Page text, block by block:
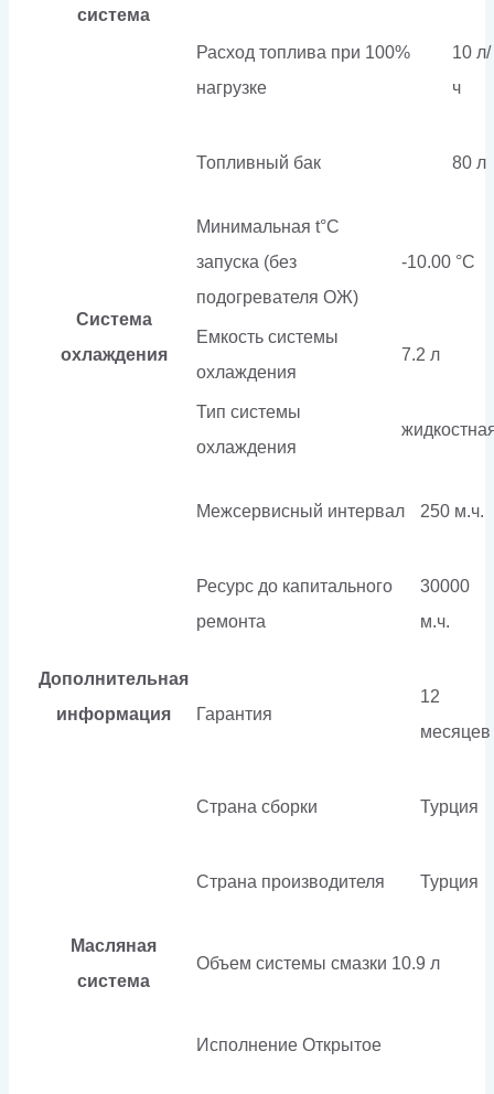
система
Расход топлива при 100%
нагрузке
10 л/
ч
Топливный бак 80 л
Система
охлаждения
Минимальная t°С
запуска (без
подогревателя ОЖ)
-10.00 °С
Емкость системы
охлаждения
7.2 л
Тип системы
охлаждения
Дополнительная
информация
Межсервисный интервал 250 м.ч.
Ресурс до капитального
ремонта
30000
м.ч.
Гарантия
12
месяцев
Страна сборки Турция
Страна производителя Турция
Масляная
система
Объем системы смазки 10.9 л
Исполнение Открытое